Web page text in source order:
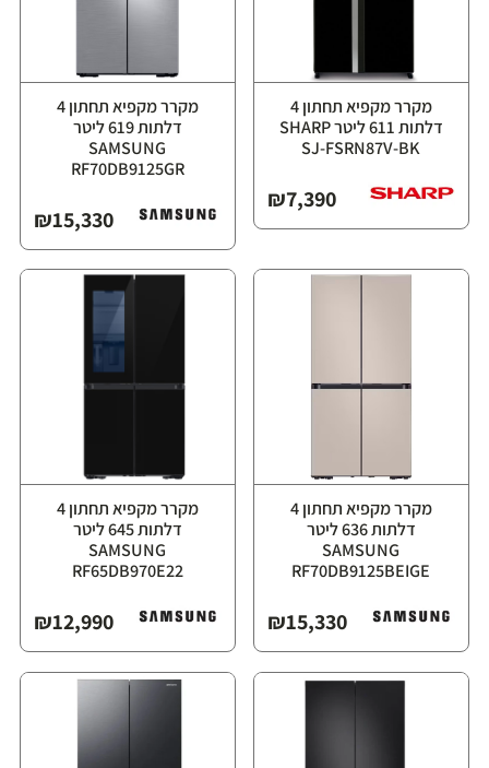
מקרר מקפיא תחתון ‏4
דלתות ‏611 ליטר ⁦SHARP
SJ-FSRN87V-BK⁩
₪7,390
מקרר מקפיא תחתון ‏4
דלתות ‏619 ליטר
⁦SAMSUNG
RF70DB9125GR⁩
₪15,330
מקרר מקפיא תחתון ‏4
דלתות ‏636 ליטר
⁦SAMSUNG
RF70DB9125BEIGE⁩
₪15,330
מקרר מקפיא תחתון ‏4
דלתות ‏645 ליטר
⁦SAMSUNG
RF65DB970E22⁩
₪12,990